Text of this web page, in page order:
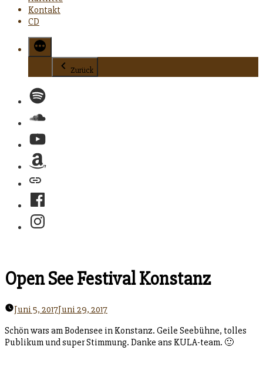
Kontakt
CD
Zurück
Spotify
Soundcloud
YouTube
Amazon
Facebook
Instagram
Open See Festival Konstanz
Juni 5, 2017Juni 29, 2017
Schön wars am Bodensee in Konstanz. Geile Seebühne, tolles
Publikum und super Stimmung. Danke ans KULA-team. 🙂